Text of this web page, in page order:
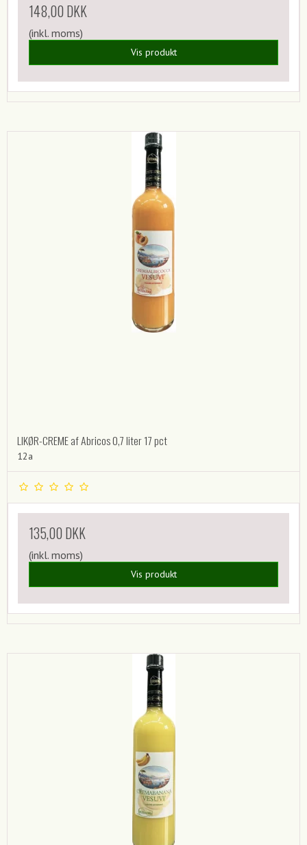
148,00 DKK
(inkl. moms)
Vis produkt
LIKØR-CREME af Abricos 0,7 liter 17 pct
12a
135,00 DKK
(inkl. moms)
Vis produkt